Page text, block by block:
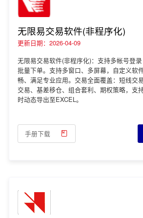
无限易交易软件(非程序化)
更新日期：2026-04-09
无限易交易软件(非程序化)：支持多帐号登
批量下单。支持多窗口、多屏幕，自定义软
畅、满足专业应用。交易全面覆盖：短线交
交易、基差移仓、组合套利、期权策略，支
时动态导出至EXCEL。
手册下载